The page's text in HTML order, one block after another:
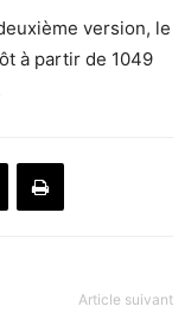
version, le
à partir de 1049
Article suivant